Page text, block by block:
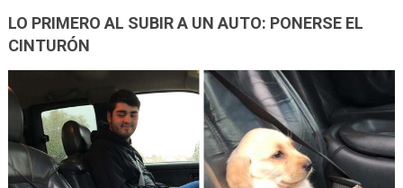
LO PRIMERO AL SUBIR A UN AUTO: PONERSE EL
CINTURÓN